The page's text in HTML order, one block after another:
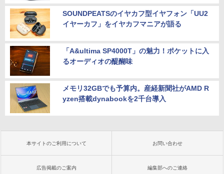
SOUNDPEATSのイヤカフ型イヤフォン「UU2
イヤーカフ」をイヤカフマニアが語る
「A&ultima SP4000T」の魅力！ポケットに入
るオーディオの醍醐味
メモリ32GBでも予算内。産経新聞社がAMD R
yzen搭載dynabookを2千台導入
本サイトのご利用について お問い合わせ
広告掲載のご案内 編集部へのご連絡